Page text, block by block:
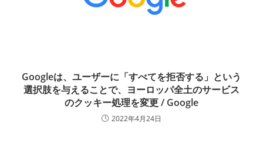
Googleは、ユーザーに「すべてを拒否する」という
選択肢を与えることで、ヨーロッパ全土のサービス
のクッキー処理を変更 / Google
2022年4月24日